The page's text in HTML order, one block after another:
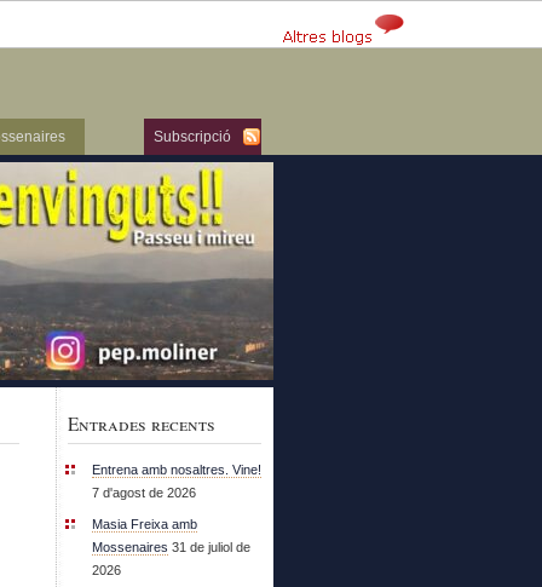
Subscripció
Entrades recents
Entrena amb nosaltres. Vine!
7 d'agost de 2026
Masia Freixa amb
Mossenaires 31 de juliol de
2026